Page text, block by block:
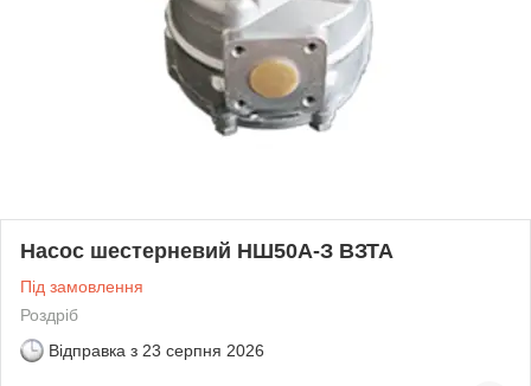
Насос шестерневий НШ50А-З ВЗТА
Під замовлення
Роздріб
Відправка з 23 серпня 2026